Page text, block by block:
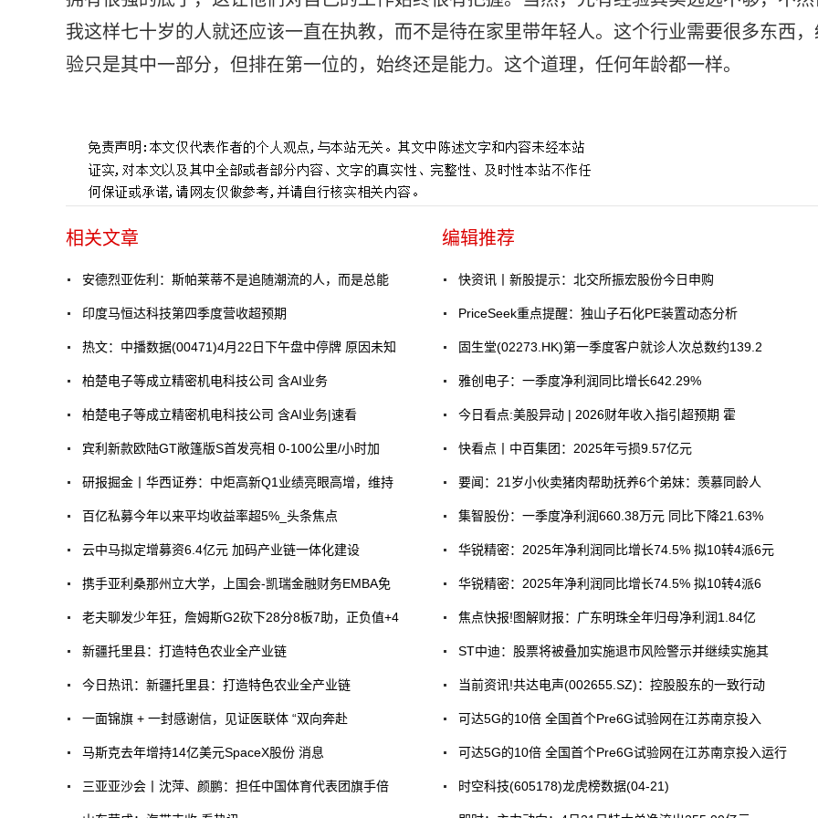
我这样七十岁的人就还应该一直在执教，而不是待在家里带年轻人。这个行业需要很多东西，
验只是其中一部分，但排在第一位的，始终还是能力。这个道理，任何年龄都一样。
相关文章
安德烈亚佐利：斯帕莱蒂不是追随潮流的人，而是总能
印度马恒达科技第四季度营收超预期
热文：中播数据(00471)4月22日下午盘中停牌 原因未知
柏楚电子等成立精密机电科技公司 含AI业务
柏楚电子等成立精密机电科技公司 含AI业务|速看
宾利新款欧陆GT敞篷版S首发亮相 0-100公里/小时加
研报掘金丨华西证券：中炬高新Q1业绩亮眼高增，维持
百亿私募今年以来平均收益率超5%_头条焦点
云中马拟定增募资6.4亿元 加码产业链一体化建设
携手亚利桑那州立大学，上国会-凯瑞金融财务EMBA免
老夫聊发少年狂，詹姆斯G2砍下28分8板7助，正负值+4
新疆托里县：打造特色农业全产业链
今日热讯：新疆托里县：打造特色农业全产业链
一面锦旗 + 一封感谢信，见证医联体 “双向奔赴
马斯克去年增持14亿美元SpaceX股份 消息
三亚亚沙会丨沈萍、颜鹏：担任中国体育代表团旗手倍
编辑推荐
快资讯丨新股提示：北交所振宏股份今日申购
PriceSeek重点提醒：独山子石化PE装置动态分析
固生堂(02273.HK)第一季度客户就诊人次总数约139.2
雅创电子：一季度净利润同比增长642.29%
今日看点:美股异动 | 2026财年收入指引超预期 霍
快看点丨中百集团：2025年亏损9.57亿元
要闻：21岁小伙卖猪肉帮助抚养6个弟妹：羡慕同龄人
集智股份：一季度净利润660.38万元 同比下降21.63%
华锐精密：2025年净利润同比增长74.5% 拟10转4派6元
华锐精密：2025年净利润同比增长74.5% 拟10转4派6
焦点快报!图解财报：广东明珠全年归母净利润1.84亿
ST中迪：股票将被叠加实施退市风险警示并继续实施其
当前资讯!共达电声(002655.SZ)：控股股东的一致行动
可达5G的10倍 全国首个Pre6G试验网在江苏南京投入
可达5G的10倍 全国首个Pre6G试验网在江苏南京投入运行
时空科技(605178)龙虎榜数据(04-21)